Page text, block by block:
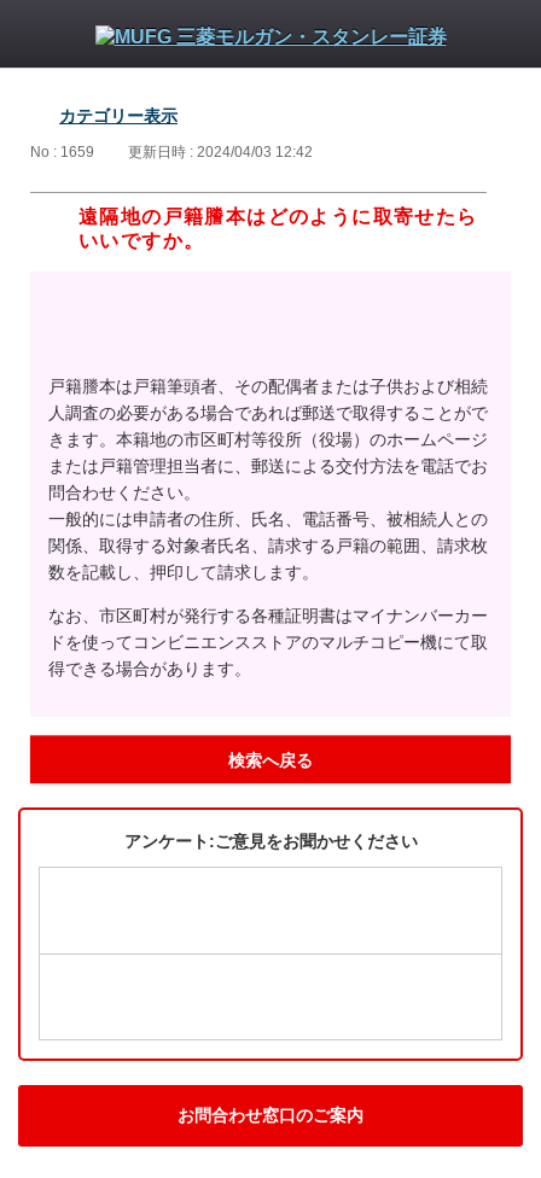
カテゴリー表示
No : 1659 更新日時 : 2024/04/03 12:42
遠隔地の戸籍謄本はどのように取寄せたら
いいですか。
戸籍謄本は戸籍筆頭者、その配偶者または子供および相続
人調査の必要がある場合であれば郵送で取得することがで
きます。本籍地の市区町村等役所（役場）のホームページ
または戸籍管理担当者に、郵送による交付方法を電話でお
問合わせください。
一般的には申請者の住所、氏名、電話番号、被相続人との
関係、取得する対象者氏名、請求する戸籍の範囲、請求枚
数を記載し、押印して請求します。
なお、市区町村が発行する各種証明書はマイナンバーカー
ドを使ってコンビニエンスストアのマルチコピー機にて取
得できる場合があります。
検索へ戻る
アンケート:ご意見をお聞かせください
お問合わせ窓口のご案内